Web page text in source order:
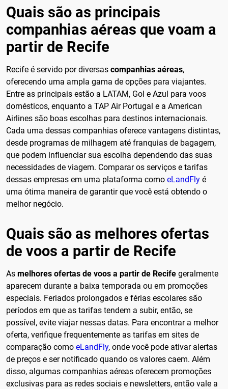
Quais são as principais
companhias aéreas que voam a
partir de Recife
Recife é servido por diversas companhias aéreas,
oferecendo uma ampla gama de opções para viajantes.
Entre as principais estão a LATAM, Gol e Azul para voos
domésticos, enquanto a TAP Air Portugal e a American
Airlines são boas escolhas para destinos internacionais.
Cada uma dessas companhias oferece vantagens distintas,
desde programas de milhagem até franquias de bagagem,
que podem influenciar sua escolha dependendo das suas
necessidades de viagem. Comparar os serviços e tarifas
dessas empresas em uma plataforma como eLandFly é
uma ótima maneira de garantir que você está obtendo o
melhor negócio.
Quais são as melhores ofertas
de voos a partir de Recife
As melhores ofertas de voos a partir de Recife geralmente
aparecem durante a baixa temporada ou em promoções
especiais. Feriados prolongados e férias escolares são
períodos em que as tarifas tendem a subir, então, se
possível, evite viajar nessas datas. Para encontrar a melhor
oferta, verifique frequentemente as tarifas em sites de
comparação como eLandFly, onde você pode ativar alertas
de preços e ser notificado quando os valores caem. Além
disso, algumas companhias aéreas oferecem promoções
exclusivas para as redes sociais e newsletters, então vale a